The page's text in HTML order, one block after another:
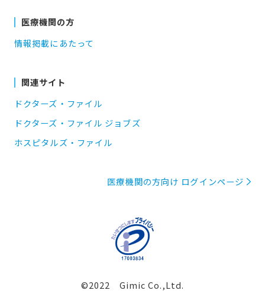
医療機関の方
情報掲載にあたって
関連サイト
ドクターズ・ファイル
ドクターズ・ファイル ジョブズ
ホスピタルズ・ファイル
医療機関の方向け ログインページ
©2022 Gimic Co.,Ltd.